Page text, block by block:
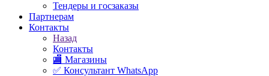
Тендеры и госзаказы
Партнерам
Контакты
Назад
Контакты
🏬 Магазины
✅️ Консультант WhatsApp